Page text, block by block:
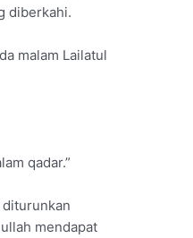
diberkahi.
malam Lailatul
qadar.”
diturunkan
mendapat